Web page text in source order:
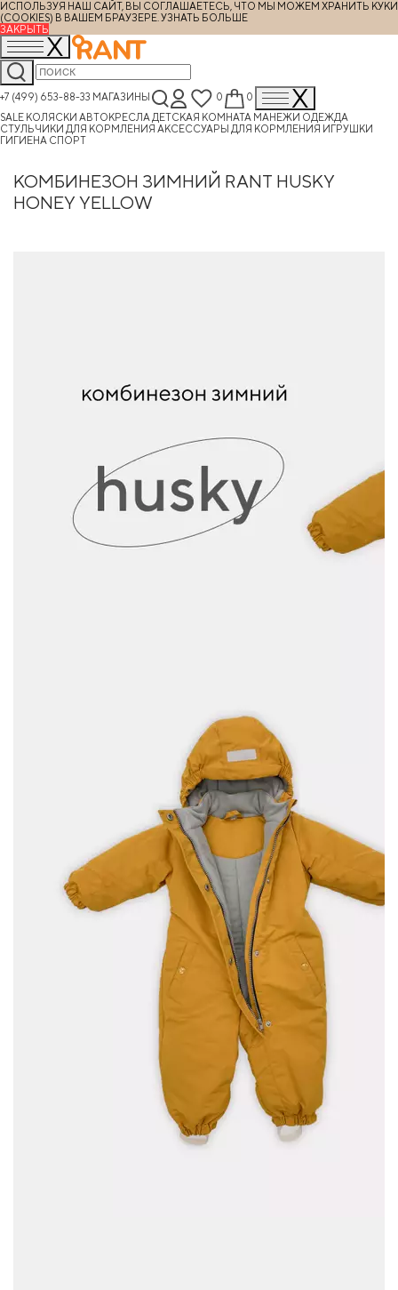
ИСПОЛЬЗУЯ НАШ САЙТ, ВЫ СОГЛАШАЕТЕСЬ, ЧТО МЫ МОЖЕМ ХРАНИТЬ КУКИ
(COOKIES) В ВАШЕМ БРАУЗЕРЕ. УЗНАТЬ БОЛЬШЕ
ЗАКРЫТЬ
+7 (499) 653-88-33 МАГАЗИНЫ 0
0
SALE КОЛЯСКИ АВТОКРЕСЛА ДЕТСКАЯ КОМНАТА МАНЕЖИ ОДЕЖДА
СТУЛЬЧИКИ ДЛЯ КОРМЛЕНИЯ АКСЕССУАРЫ ДЛЯ КОРМЛЕНИЯ ИГРУШКИ
ГИГИЕНА СПОРТ
КОМБИНЕЗОН ЗИМНИЙ RANT HUSKY
HONEY YELLOW